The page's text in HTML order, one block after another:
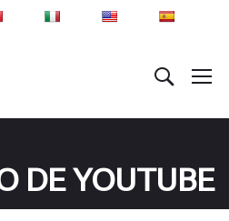
DE YOUTUBE